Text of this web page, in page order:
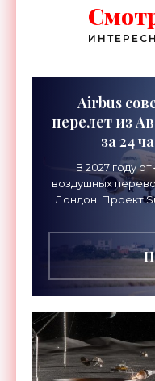
Airbus
перелет из
за 24
В 2027 году
воздушных
Лондон. Проект